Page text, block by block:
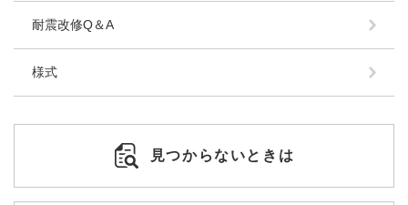
耐震改修Q＆A
様式
見つからないときは